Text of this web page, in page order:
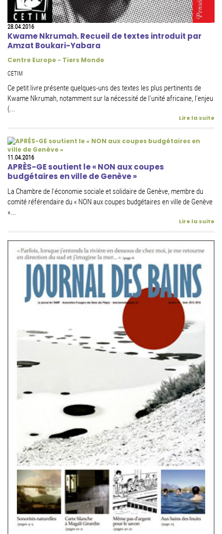
28.04.2016
Kwame Nkrumah. Recueil de textes introduit par
Amzat Boukari-Yabara
Centre Europe - Tiers Monde
CETIM
Ce petit livre présente quelques-uns des textes les plus pertinents de
Kwame Nkrumah, notamment sur la nécessité de l’unité africaine, l’enjeu
(...
Lire la suite
11.04.2016
APRÈS-GE soutient le « NON aux coupes
budgétaires en ville de Genève »
La Chambre de l'économie sociale et solidaire de Genève, membre du
comité référendaire du « NON aux coupes budgétaires en ville de Genève
»...
Lire la suite